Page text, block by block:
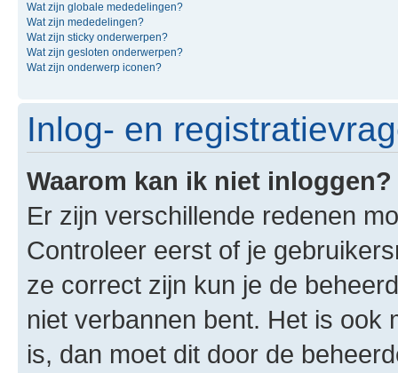
Wat zijn globale mededelingen?
Wat zijn mededelingen?
Wat zijn sticky onderwerpen?
Wat zijn gesloten onderwerpen?
Wat zijn onderwerp iconen?
Inlog- en
Waarom kan ik niet inloggen?
Er zijn verschillende redenen
Controleer eerst of je
ze correct zijn kun je de
niet verbannen bent. Het is ook
is, dan moet dit door de